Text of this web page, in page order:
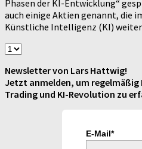
Phasen der KI-Entwicklung“
auch einige Aktien genannt, die
Künstliche Intelligenz (KI)
Newsletter von Lars Hattwig!
Jetzt anmelden, um regelmäßig
Trading und KI-Revolution zu
E-Mail*